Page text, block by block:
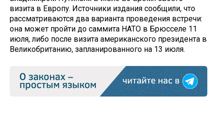
визита в Европу. Источники издания сообщили, что
рассматриваются два варианта проведения встречи:
она может пройти до саммита НАТО в Брюсселе 11
июля, либо после визита американского президента в
Великобританию, запланированного на 13 июля.